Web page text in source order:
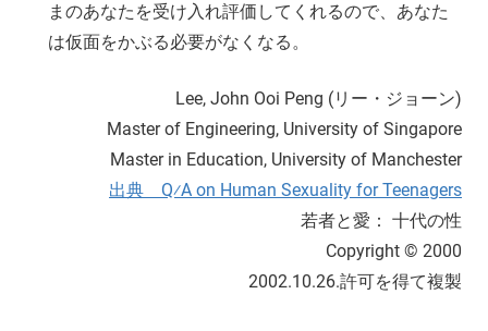
まのあなたを受け入れ評価してくれるので、あなた
は仮面をかぶる必要がなくなる。
Lee, John Ooi Peng (リー・ジョーン)
Master of Engineering, University of Singapore
Master in Education, University of Manchester
出典 Q⁄A on Human Sexuality for Teenagers
若者と愛： 十代の性
Copyright © 2000
2002.10.26.許可を得て複製